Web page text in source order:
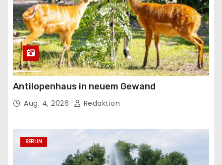
Antilopenhaus in neuem Gewand
Aug. 4, 2026 Redaktion
BERLIN